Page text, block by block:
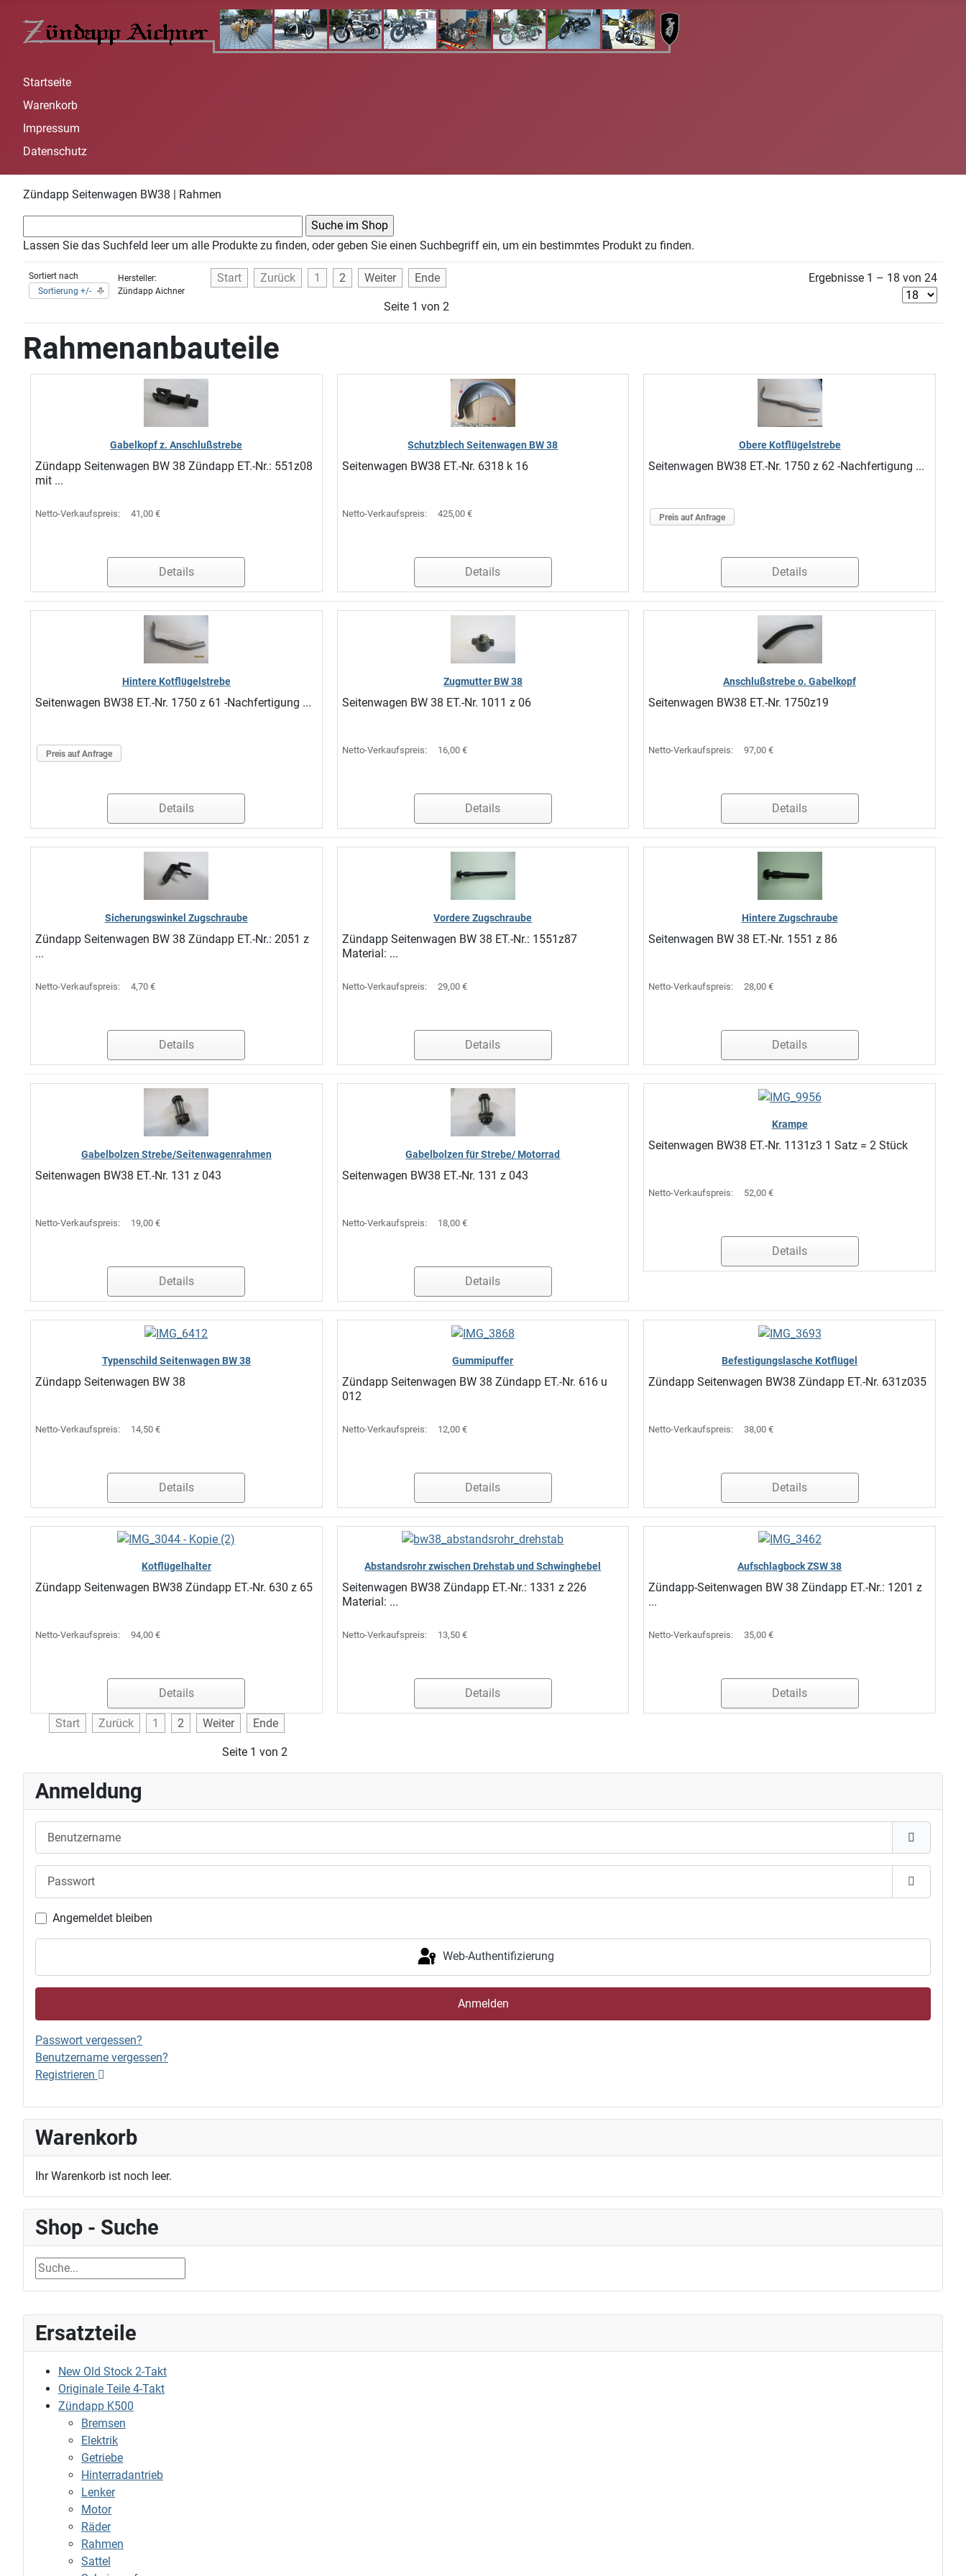
Startseite
Warenkorb
Impressum
Datenschutz
Ersatzteile
New Old Stock 2-Takt
Originale Teile 4-Takt
Zündapp K500
Bremsen
Elektrik
Getriebe
Hinterradantrieb
Lenker
Motor
Räder
Rahmen
Sattel
Zündapp Seitenwagen BW38 | Rahmen
Lassen Sie das Suchfeld leer um alle Produkte zu finden, oder geben Sie einen Suchbegriff ein, um ein bestimmtes Produkt zu finden.
Sortiert nach
Sortierung +/-
Hersteller:
Zündapp Aichner
Start Zurück 1 2 Weiter Ende
Seite 1 von 2
Ergebnisse 1 – 18 von 24
Rahmenanbauteile
Gabelkopf z. Anschlußstrebe
Zündapp Seitenwagen BW 38 Zündapp ET.-Nr.: 551z08
mit ...
Netto-Verkaufspreis: 41,00 €
Details
Schutzblech Seitenwagen BW 38
Seitenwagen BW38 ET.-Nr. 6318 k 16
Netto-Verkaufspreis: 425,00 €
Details
Obere Kotflügelstrebe
Seitenwagen BW38 ET.-Nr. 1750 z 62 -Nachfertigung ...
Preis auf Anfrage
Details
Hintere Kotflügelstrebe
Seitenwagen BW38 ET.-Nr. 1750 z 61 -Nachfertigung ...
Preis auf Anfrage
Details
Zugmutter BW 38
Seitenwagen BW 38 ET.-Nr. 1011 z 06
Netto-Verkaufspreis: 16,00 €
Details
Anschlußstrebe o. Gabelkopf
Seitenwagen BW38 ET.-Nr. 1750z19
Netto-Verkaufspreis: 97,00 €
Details
Sicherungswinkel Zugschraube
Zündapp Seitenwagen BW 38 Zündapp ET.-Nr.: 2051 z
...
Netto-Verkaufspreis: 4,70 €
Details
Vordere Zugschraube
Zündapp Seitenwagen BW 38 ET.-Nr.: 1551z87
Material: ...
Netto-Verkaufspreis: 29,00 €
Details
Hintere Zugschraube
Seitenwagen BW 38 ET.-Nr. 1551 z 86
Netto-Verkaufspreis: 28,00 €
Details
Gabelbolzen Strebe/Seitenwagenrahmen
Seitenwagen BW38 ET.-Nr. 131 z 043
Netto-Verkaufspreis: 19,00 €
Details
Gabelbolzen für Strebe/ Motorrad
Seitenwagen BW38 ET.-Nr. 131 z 043
Netto-Verkaufspreis: 18,00 €
Details
Krampe
Seitenwagen BW38 ET.-Nr. 1131z3 1 Satz = 2 Stück
Netto-Verkaufspreis: 52,00 €
Details
Typenschild Seitenwagen BW 38
Zündapp Seitenwagen BW 38
Netto-Verkaufspreis: 14,50 €
Details
Gummipuffer
Zündapp Seitenwagen BW 38 Zündapp ET.-Nr. 616 u
012
Netto-Verkaufspreis: 12,00 €
Details
Befestigungslasche Kotflügel
Zündapp Seitenwagen BW38 Zündapp ET.-Nr. 631z035
Netto-Verkaufspreis: 38,00 €
Details
Kotflügelhalter
Zündapp Seitenwagen BW38 Zündapp ET.-Nr. 630 z 65
Netto-Verkaufspreis: 94,00 €
Details
Abstandsrohr zwischen Drehstab und Schwinghebel
Seitenwagen BW38 Zündapp ET.-Nr.: 1331 z 226
Material: ...
Netto-Verkaufspreis: 13,50 €
Details
Aufschlagbock ZSW 38
Zündapp-Seitenwagen BW 38 Zündapp ET.-Nr.: 1201 z
...
Netto-Verkaufspreis: 35,00 €
Details
Start Zurück 1 2 Weiter Ende
Seite 1 von 2
Anmeldung
Passwort
Angemeldet bleiben
Web-Authentifizierung
Anmelden
Passwort vergessen?
Benutzername vergessen?
Registrieren
Warenkorb
Ihr Warenkorb ist noch leer.
Shop - Suche